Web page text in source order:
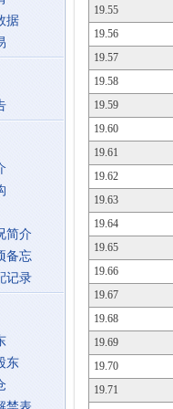
据
简介
备忘
记录
东
19.55
19.56
19.57
19.58
19.59
19.60
19.61
19.62
19.63
19.64
19.65
19.66
19.67
19.68
19.69
19.70
19.71